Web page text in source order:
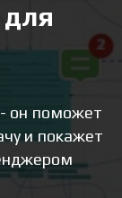
он поможет
и покажет